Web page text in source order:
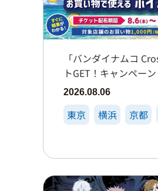
「バンダイナムコ
トGET！キャンペー
2026.08.06
東京 横浜 京都